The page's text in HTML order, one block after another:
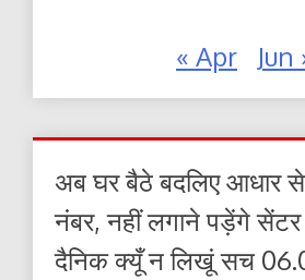
« Apr Jun
अब घर बैठे बदलिए आधार
नंबर, नहीं लगाने पड़ेंगे
दैनिक क्यूँ न लिखूं सच